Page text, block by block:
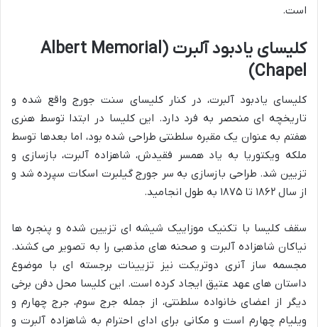
است.
کلیسای یادبود آلبرت (Albert Memorial
Chapel)
کلیسای یادبود آلبرت، در کنار کلیسای سنت جورج واقع شده و
تاریخچه ای منحصر به فرد دارد. این کلیسا در ابتدا توسط هنری
هفتم به عنوان یک مقبره سلطنتی طراحی شده بود، اما بعدها توسط
ملکه ویکتوریا به یاد همسر فقیدش، شاهزاده آلبرت، بازسازی و
تزیین شد. طراحی بازسازی به سر جورج گیلبرت اسکات سپرده شد و
از سال ۱۸۶۲ تا ۱۸۷۵ به طول انجامید.
سقف کلیسا با تکنیک موزاییک شیشه ای تزیین شده و پنجره ها
نیاکان شاهزاده آلبرت و صحنه های مذهبی را به تصویر می کشند.
مجسمه ساز آنری دوتریکت نیز تزیینات برجسته ای با موضوع
داستان های عهد عتیق ایجاد کرده است. این کلیسا محل دفن برخی
دیگر از اعضای خانواده سلطنتی، از جمله جرج سوم، جرج چهارم و
ویلیام چهارم است و مکانی برای ادای احترام به شاهزاده آلبرت و